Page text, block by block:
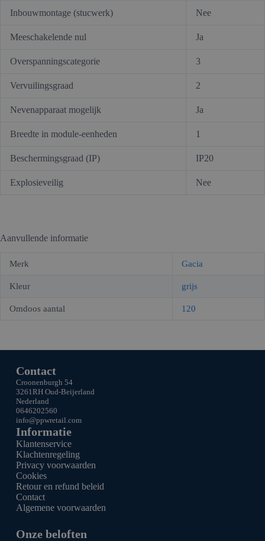
Inbouwmontage (stucwerk) Nee
Meeschakelende nul Ja
Overspanningscategorie 3
Vervuilingsgraad 2
Nevenapparaat mogelijk Ja
Breedte in module-eenheden 1
Beschermingsgraad (IP) IP20
Explosieveilig Nee
Aanvullende informatie
Merk Gacia
Kleur grijs
Omdoos aantal 120
Contact
Croonenburgh 54
3261RH Oud-Beijerland
Nederland
0646202560
info@ppwretail.com
Informatie
Klantenservice
Klachtenregeling
Privacy voorwaarden
Cookies
Retour en refund beleid
Contact
Algemene voorwaarden
Onze beloften